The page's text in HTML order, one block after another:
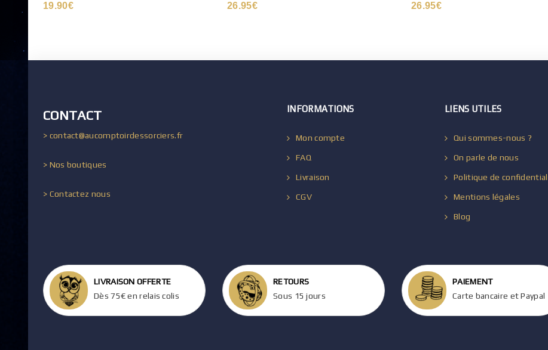
19.90€
26.95€
26.95€
CONTACT
> contact@aucomptoirdessorciers.fr
> Nos boutiques
> Contactez nous
INFORMATIONS
Mon compte
FAQ
Livraison
CGV
LIENS UTILES
Qui sommes-nous ?
On parle de nous
Politique de
Mentions légales
Blog
LIVRAISON OFFERTE
Dès 75€ en relais colis
RETOURS
Sous 15 jours
PAIEMENT
Carte bancaire et Paypal